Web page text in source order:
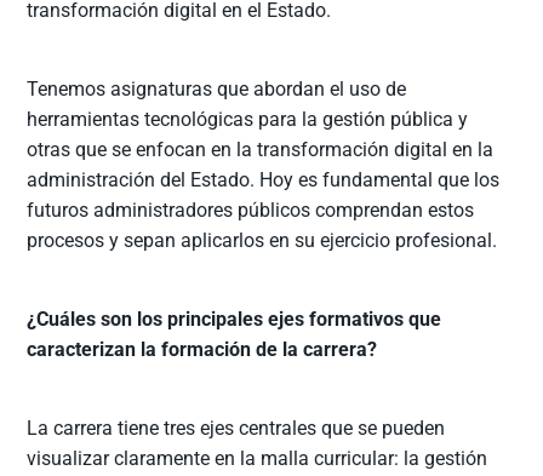
transformación digital en el Estado.
Tenemos asignaturas que abordan el uso de
herramientas tecnológicas para la gestión pública y
otras que se enfocan en la transformación digital en la
administración del Estado. Hoy es fundamental que los
futuros administradores públicos comprendan estos
procesos y sepan aplicarlos en su ejercicio profesional.
¿Cuáles son los principales ejes formativos que
caracterizan la formación de la carrera?
La carrera tiene tres ejes centrales que se pueden
visualizar claramente en la malla curricular: la gestión